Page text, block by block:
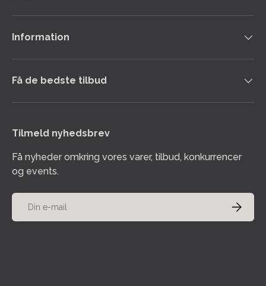
Information
Få de bedste tilbud
Tilmeld nyhedsbrev
Få nyheder omkring vores varer, tilbud, konkurrencer
og events.
E-mail
TILMELD